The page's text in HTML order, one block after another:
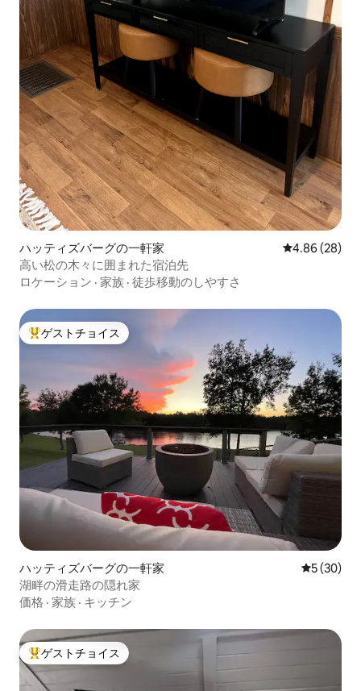
ハッティズバーグの一軒家 レビュー28
4.86 (28)
高い松の木々に囲まれた宿泊先
ロケーション · 家族 · 徒歩移動のしやすさ
大好評のゲストチョイスです。
ゲストチョイス
ハッティズバーグの一軒家 レビュー
5 (30)
湖畔の滑走路の隠れ家
価格 · 家族 · キッチン
大好評のゲストチョイスです。
ゲストチョイス